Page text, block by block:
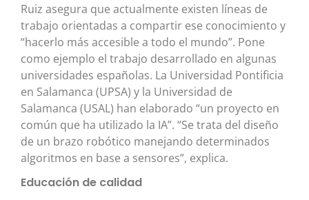
Ruiz asegura que actualmente existen líneas de
trabajo orientadas a compartir ese conocimiento y
“hacerlo más accesible a todo el mundo”. Pone
como ejemplo el trabajo desarrollado en algunas
universidades españolas. La Universidad Pontificia
en Salamanca (UPSA) y la Universidad de
Salamanca (USAL) han elaborado “un proyecto en
común que ha utilizado la IA”. “Se trata del diseño
de un brazo robótico manejando determinados
algoritmos en base a sensores”, explica.
Educación de calidad